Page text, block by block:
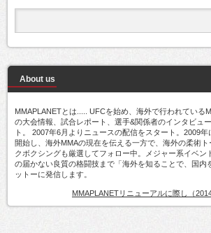
About us
MMAPLANETとは..... UFCを始め、海外で行われている
の大会情報、試合レポート、選手&関係者のインタビュ
ト。 2007年6月よりニュースの配信をスタート。2009
開始し、海外MMAの現在を伝える一方で、海外の柔術
クボクシングも厳選してフォロー中。メジャー系イベン
の届かない良質の格闘技まで「海外を知ることで、国内
ットーに発信します。
MMAPLANETリニューアルに際し（